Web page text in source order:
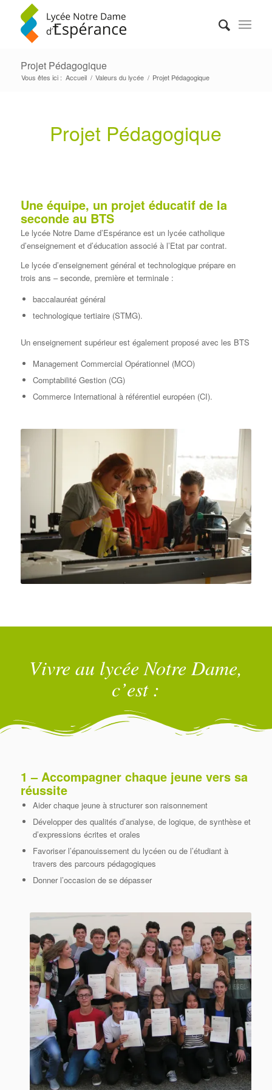
Projet Pédagogique
Vous êtes ici : Accueil / Valeurs du lycée / Projet Pédagogique
Projet Pédagogique
Une équipe, un projet éducatif de la
seconde au BTS
Le lycée Notre Dame d’Espérance est un lycée catholique
d’enseignement et d’éducation associé à l’Etat par contrat.
Le lycée d’enseignement général et technologique prépare en
trois ans – seconde, première et terminale :
baccalauréat général
technologique tertiaire (STMG).
Un enseignement supérieur est également proposé avec les BTS
Management Commercial Opérationnel (MCO)
Comptabilité Gestion (CG)
Commerce International à référentiel européen (CI).
Vivre au lycée Notre Dame,
c’est :
1 – Accompagner chaque jeune vers sa
réussite
Aider chaque jeune à structurer son raisonnement
Développer des qualités d’analyse, de logique, de synthèse et
d’expressions écrites et orales
Favoriser l’épanouissement du lycéen ou de l’étudiant à
travers des parcours pédagogiques
Donner l’occasion de se dépasser